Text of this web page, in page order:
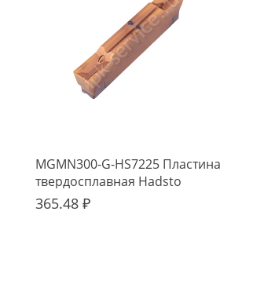
MGMN300-G-HS7225 Пластина
твердосплавная Hadsto
365.48 ₽